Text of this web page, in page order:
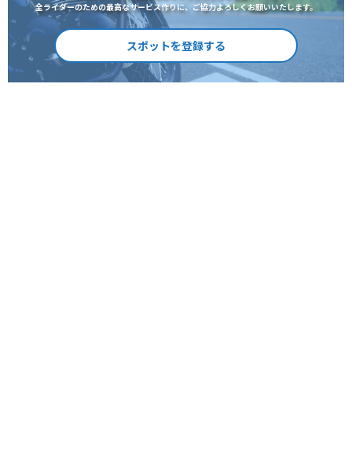
全ライダーのための最高なサービス作りに、ご協力よろしくお願いいたします。
スポットを登録する